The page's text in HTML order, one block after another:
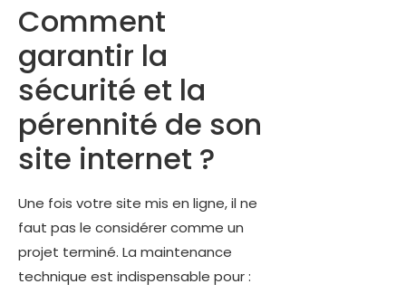
Comment
garantir la
sécurité et la
pérennité de son
site internet ?
Une fois votre site mis en ligne, il ne
faut pas le considérer comme un
projet terminé. La maintenance
technique est indispensable pour :